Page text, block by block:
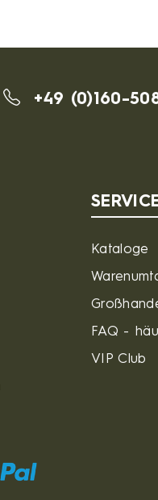
+49 (0)160-
Kataloge
FAQ -
VIP Club